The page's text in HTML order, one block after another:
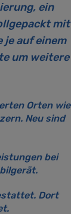
ein
mit
auf einem
um weitere
Orten wie
Neu sind
bei
Dort